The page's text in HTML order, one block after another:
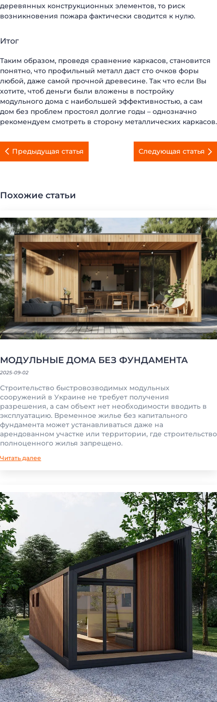
ДОМА МОДУЛЬНЫЕ
КАРКАСНЫЕ ДОМА
ДАЧНЫЕ ДОМИКИ
МОДУЛЬНЫЕ ОФИСЫ
САНИТАРНЫЕ БЛОКИ
МОДУЛЬНЫЕ ПРАЧЕЧНЫЕ
ПОСТЫ ОХРАНЫ
ТОРГОВЫЕ ПАВИЛЬОНЫ
КИОСКИ и ЛАРЬКИ
ОБЩЕЖИТИЯ
БЫТОВКИ
СТОЛОВЫЕ
МОДУЛЬНЫЕ ЦЕХА
КАЗАРМЫ
деревянных конструкционных элементов, то риск
возникновения пожара фактически сводится к нулю.
Итог
Таким образом, проведя сравнение каркасов, становится
понятно, что профильный металл даст сто очков форы
любой, даже самой прочной древесине. Так что если Вы
хотите, чтоб деньги были вложены в постройку
модульного дома с наибольшей эффективностью, а сам
дом без проблем простоял долгие годы – однозначно
рекомендуем смотреть в сторону металлических каркасов.
Предыдущая статья Следующая статья
Похожие статьи
МОДУЛЬНЫЕ ДОМА БЕЗ ФУНДАМЕНТА
2025-09-02
Строительство быстровозводимых модульных
сооружений в Украине не требует получения
разрешения, а сам объект нет необходимости вводить в
эксплуатацию. Временное жилье без капитального
фундамента может устанавливаться даже на
арендованном участке или территории, где строительство
полноценного жилья запрещено.
Читать далее